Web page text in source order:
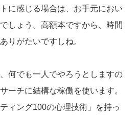
に感じる場合は、お手元におい
しょう。高額本ですから、時間
りがたいですしね。
何でも一人でやろうとしますの
ーチに結構な稼働を使います。
ィング100の心理技術」を持っ